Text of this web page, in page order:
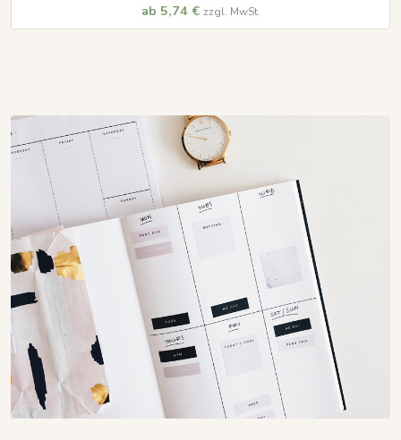
ab 5,74 € zzgl. MwSt.